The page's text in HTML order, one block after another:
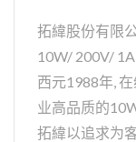
拓緯股份有限
10W/ 200V/
西元1988年,
业高品质的
拓緯以追求为